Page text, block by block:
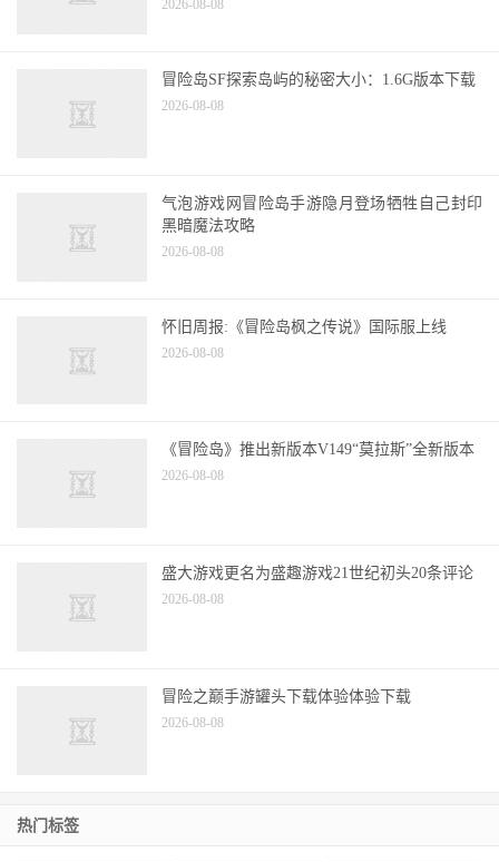
2026-08-08
冒险岛SF探索岛屿的秘密大小：1.6G版本下载
2026-08-08
气泡游戏网冒险岛手游隐月登场牺牲自己封印
黑暗魔法攻略
2026-08-08
怀旧周报:《冒险岛枫之传说》国际服上线
2026-08-08
《冒险岛》推出新版本V149“莫拉斯”全新版本
2026-08-08
盛大游戏更名为盛趣游戏21世纪初头20条评论
2026-08-08
冒险之巅手游罐头下载体验体验下载
2026-08-08
热门标签